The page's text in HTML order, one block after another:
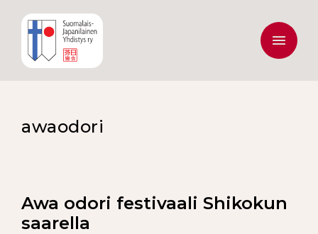
awaodori
Awa odori festivaali Shikokun
saarella